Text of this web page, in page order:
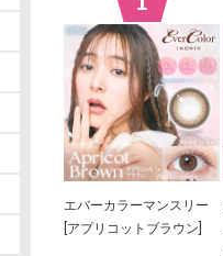
エバーカラーマンスリー
[アプリコットブラウン]